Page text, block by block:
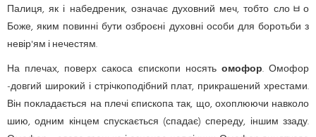
Палиця, як і набедреник, означає духовний меч, тобто слоﾲо
Боже, яким повинні бути озброєні духовні особи для боротьби з
невір'ям і нечестям.
На плечах, поверх сакоса єпископи носять омофор. Омофор
-довгий широкий і стрічкоподібний плат, прикрашений хрестами.
Він покладається на плечі єпископа так, що, охоплюючи навколо
шию, одним кінцем спускається (спадає) спереду, іншим ззаду.